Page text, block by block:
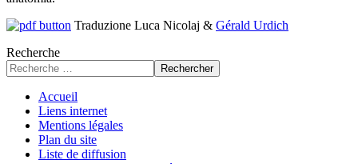
Traduzione Luca Nicolaj & Gérald Urdich
Recherche
Rechercher
Accueil
Liens internet
Mentions légales
Plan du site
Liste de diffusion